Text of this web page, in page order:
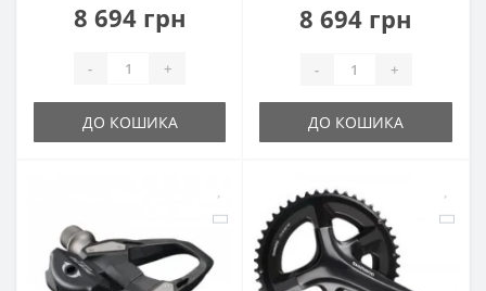
8 694 грн
- +
ДО КОШИКА
8 694 грн
- +
ДО КОШИКА